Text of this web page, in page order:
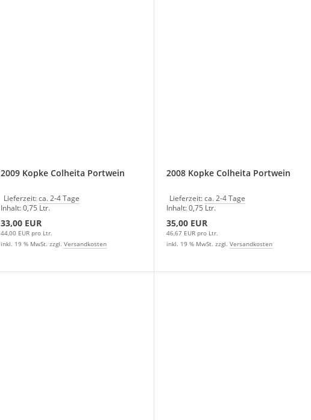
2009 Kopke Colheita Portwein
Lieferzeit:ca. 2-4 Tage
Inhalt: 0,75 Ltr.
33,00 EUR
44,00 EUR pro Ltr.
inkl. 19 % MwSt. zzgl. Versandkosten
2008 Kopke Colheita Portwein
Lieferzeit:ca. 2-4 Tage
Inhalt: 0,75 Ltr.
35,00 EUR
46,67 EUR pro Ltr.
inkl. 19 % MwSt. zzgl. Versandkosten